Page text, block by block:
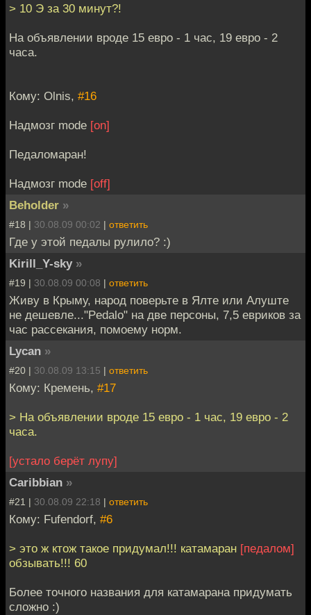
> 10 Э за 30 минут?!
На объявлении вроде 15 евро - 1 час, 19 евро - 2
часа.
Кому: Olnis, #16
Надмозг mode [on]
Педаломаран!
Надмозг mode [off]
Beholder »
#18 | 30.08.09 00:02 | ответить
Где у этой педалы рулило? :)
Kirill_Y-sky »
#19 | 30.08.09 00:08 | ответить
Живу в Крыму, народ поверьте в Ялте или Алуште
не дешевле..."Pedalo" на две персоны, 7,5 евриков за
час рассекания, помоему норм.
Lycan »
#20 | 30.08.09 13:15 | ответить
Кому: Кремень, #17
> На объявлении вроде 15 евро - 1 час, 19 евро - 2
часа.
[устало берёт лупу]
Caribbian »
#21 | 30.08.09 22:18 | ответить
Кому: Fufendorf, #6
> это ж ктож такое придумал!!! катамаран [педалом]
обзывать!!! 60
Более точного названия для катамарана придумать
сложно :)